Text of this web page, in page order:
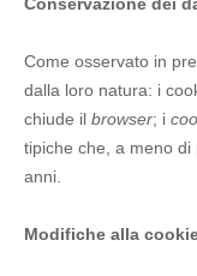
Come osservato in
dalla loro natura: i
chiude il browser; i
tipiche che, a meno
anni.
Modifiche alla